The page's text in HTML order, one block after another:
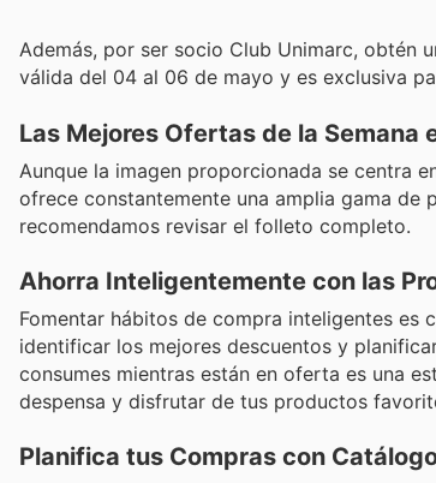
Además, por ser socio Club Unimarc, obtén
válida del 04 al 06 de mayo y es exclusiva
Las Mejores Ofertas de la Semana
Aunque la imagen proporcionada se centra
ofrece constantemente una amplia gama de
recomendamos revisar el folleto completo.
Ahorra Inteligentemente con las
Fomentar hábitos de compra inteligentes es
identificar los mejores descuentos y
consumes mientras están en oferta es una
despensa y disfrutar de tus productos
Planifica tus Compras con